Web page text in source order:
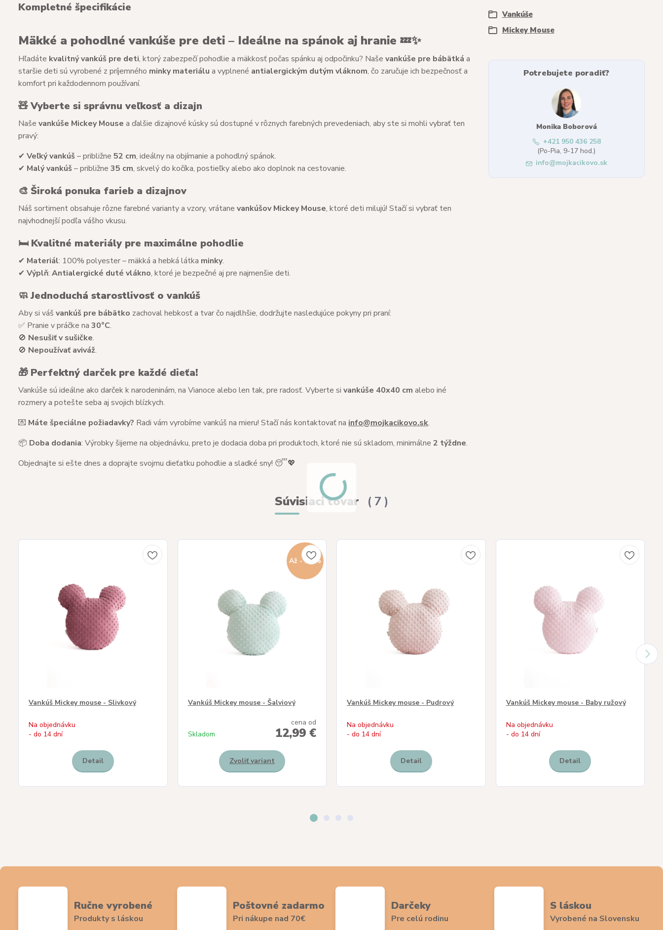
Kompletné špecifikácie
Mäkké a pohodlné vankúše pre deti – Ideálne na spánok aj hranie 💤✨
Hľadáte kvalitný vankúš pre deti, ktorý zabezpečí pohodlie a mäkkosť počas spánku aj odpočinku? Naše vankúše pre bábätká a
staršie deti sú vyrobené z príjemného minky materiálu a vyplnené antialergickým dutým vláknom, čo zaručuje ich bezpečnosť a
komfort pri každodennom používaní.
🧸Vyberte si správnu veľkosť a dizajn
Naše vankúše Mickey Mouse a ďalšie dizajnové kúsky sú dostupné v rôznych farebných prevedeniach, aby ste si mohli vybrať ten
pravý:
✔ Veľký vankúš– približne 52 cm, ideálny na objímanie a pohodlný spánok.
✔ Malý vankúš– približne 35 cm, skvelý do kočíka, postieľky alebo ako doplnok na cestovanie.
🎨 Široká ponuka farieb a dizajnov
Náš sortiment obsahuje rôzne farebné varianty a vzory, vrátane vankúšov Mickey Mouse, ktoré deti milujú! Stačí si vybrať ten
najvhodnejší podľa vášho vkusu.
🛏 Kvalitné materiály pre maximálne pohodlie
✔ Materiál: 100% polyester – mäkká a hebká látka minky.
✔ Výplň: Antialergické duté vlákno, ktoré je bezpečné aj pre najmenšie deti.
🧼Jednoduchá starostlivosť o vankúš
Aby si váš vankúš pre bábätko zachoval hebkosť a tvar čo najdlhšie, dodržujte nasledujúce pokyny pri praní:
✅ Pranie v práčke na 30°C.
🚫 Nesušiť v sušičke.
🚫 Nepoužívať aviváž.
🎁 Perfektný darček pre každé dieťa!
Vankúše sú ideálne ako darček k narodeninám, na Vianoce alebo len tak, pre radosť. Vyberte si vankúše 40x40 cm alebo iné
rozmery a potešte seba aj svojich blízkych.
💌 Máte špeciálne požiadavky? Radi vám vyrobíme vankúš na mieru! Stačí nás kontaktovať na info@mojkacikovo.sk.
📦 Doba dodania: Výrobky šijeme na objednávku, preto je dodacia doba pri produktoch, ktoré nie sú skladom, minimálne 2 týždne.
Objednajte si ešte dnes a doprajte svojmu dieťatku pohodlie a sladké sny! 😴💖
Vankúše
Mickey Mouse
Potrebujete poradiť?
Monika Boborová
+421 950 436 258
(Po-Pia, 9-17 hod.)
info@mojkacikovo.sk
Súvisiaci tovar 7
Vankúš Mickey mouse - Slivkový
Na objednávku
- do 14 dní
Detail
Až - 20 %
Vankúš Mickey mouse - Šalviový
cena od
12,99 €
Skladom
Zvoliť variant
Vankúš Mickey mouse - Pudrový
Na objednávku
- do 14 dní
Detail
Vankúš Mickey mouse - Baby ružový
Na objednávku
- do 14 dní
Detail
Ručne vyrobené
Produkty s láskou
Poštovné zadarmo
Pri nákupe nad 70€
Darčeky
Pre celú rodinu
S láskou
Vyrobené na Slovensku